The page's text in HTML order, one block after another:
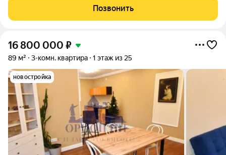
корпус 6 Квартира общей площадью 98 кв.м расположена на
9-м этаже 9-этажного дома,
Позвонить
16 800 000 ₽
89 м² 3-комн. квартира 1 этаж из 25
новостройка